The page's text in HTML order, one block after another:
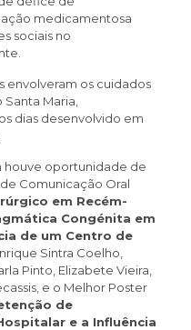
medicamentosa
sociais no
envolveram os cuidados
Maria,
dias desenvolvido em
houve oportunidade de
Comunicação Oral
em Recém-
Congénita em
de um Centro de
Sintra Coelho,
Pinto, Elizabete Vieira,
e o Melhor Poster
de
e a Influência